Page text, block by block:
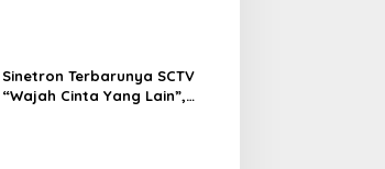
Sinetron Terbarunya SCTV
“Wajah Cinta Yang Lain”,